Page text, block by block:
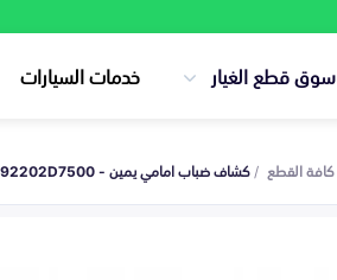
سوق قطع الغيار خدمات السيارات
كافة القطع كشاف ضباب امامي يمين - 92202D7500